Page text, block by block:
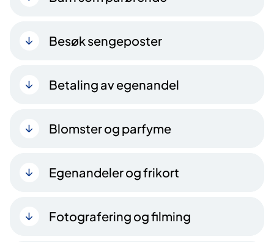
Besøk sengeposter
Betaling av egenandel
Blomster og parfyme
Egenandeler og frikort
Fotografering og filming